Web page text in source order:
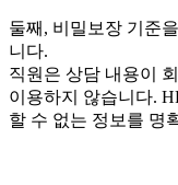
둘째, 비밀보장 기준
니다.
직원은 상담 내용이
이용하지 않습니다.
할 수 없는 정보를 명